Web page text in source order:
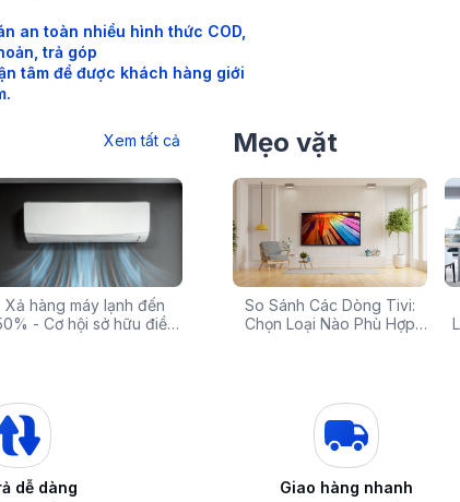
an toàn nhiều hình thức COD,
trả góp
tâm để được khách hàng giới
Xem tất cả
Xả hàng máy lạnh đến
- Cơ hội sở hữu điều
Săn Sale Khủng: Hàng
Điện Máy Cao Cấp Giảm
Tivi
Mẹo vặt
Top 10 máy lọc nước nóng
lạnh tốt nhất đáng mua
So Sánh Các Dòng Tivi:
Chọn Loại Nào Phù Hợp
dễ dàng
Giao hàng nhanh